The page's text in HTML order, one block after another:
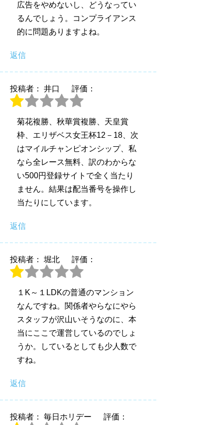
広告をやめないし、どうなってい
るんでしょう。コンプライアンス
的に問題ありますよね。
返信
投稿者： 井口 評価：
菊花複勝、秋華賞複勝、天皇賞
枠、エリザベス女王杯12－18、次
はマイルチャンピオンシップ、私
なら全レース無料、訳のわからな
い500円登録サイトで全く当たり
ません。結果は配当番号を操作し
当たりにしています。
返信
投稿者： 堀北 評価：
１K～１LDKの普通のマンション
なんですね。関係者やらなにやら
スタッフが沢山いそうなのに、本
当にここで運営しているのでしょ
うか。しているとしても少人数で
すね。
返信
投稿者： 毎日ホリデー 評価：